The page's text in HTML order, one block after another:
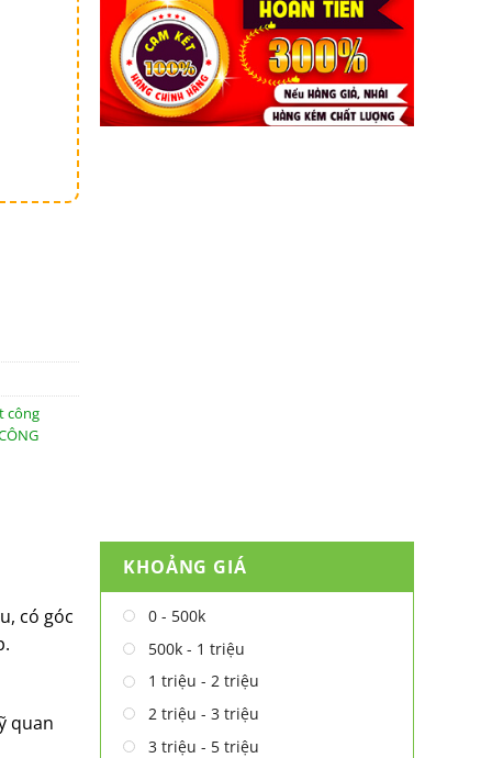
công
có góc
quan
KHOẢNG GIÁ
0 - 500k
500k - 1 triệu
1 triệu - 2 triệu
2 triệu - 3 triệu
3 triệu - 5 triệu